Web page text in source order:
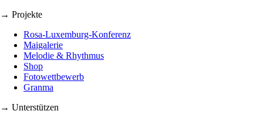
→ Projekte
Rosa-Luxemburg-Konferenz
Maigalerie
Melodie & Rhythmus
Shop
Fotowettbewerb
Granma
→ Unterstützen